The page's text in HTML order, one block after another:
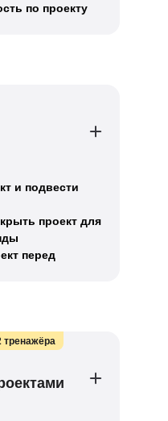
по проекту
и подвести
проект для
перед
тренажёра